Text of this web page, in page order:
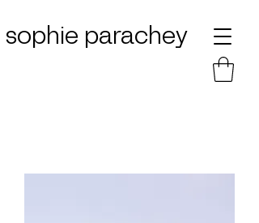
sophie parachey